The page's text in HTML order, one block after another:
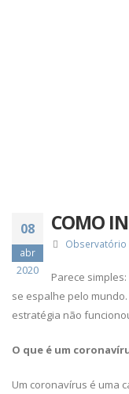
08
abr
2020
COMO
Observatório
Parece
se espalhe pelo
estratégia não
O que é um
Um coronavírus é uma